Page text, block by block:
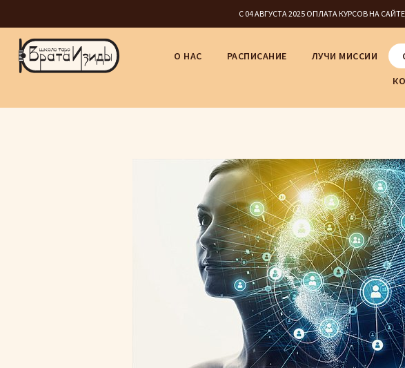
С 04 АВГУСТА 2025 ОПЛАТА КУРСОВ НА
О НАС РАСПИСАНИЕ ЛУЧИ МИССИИ